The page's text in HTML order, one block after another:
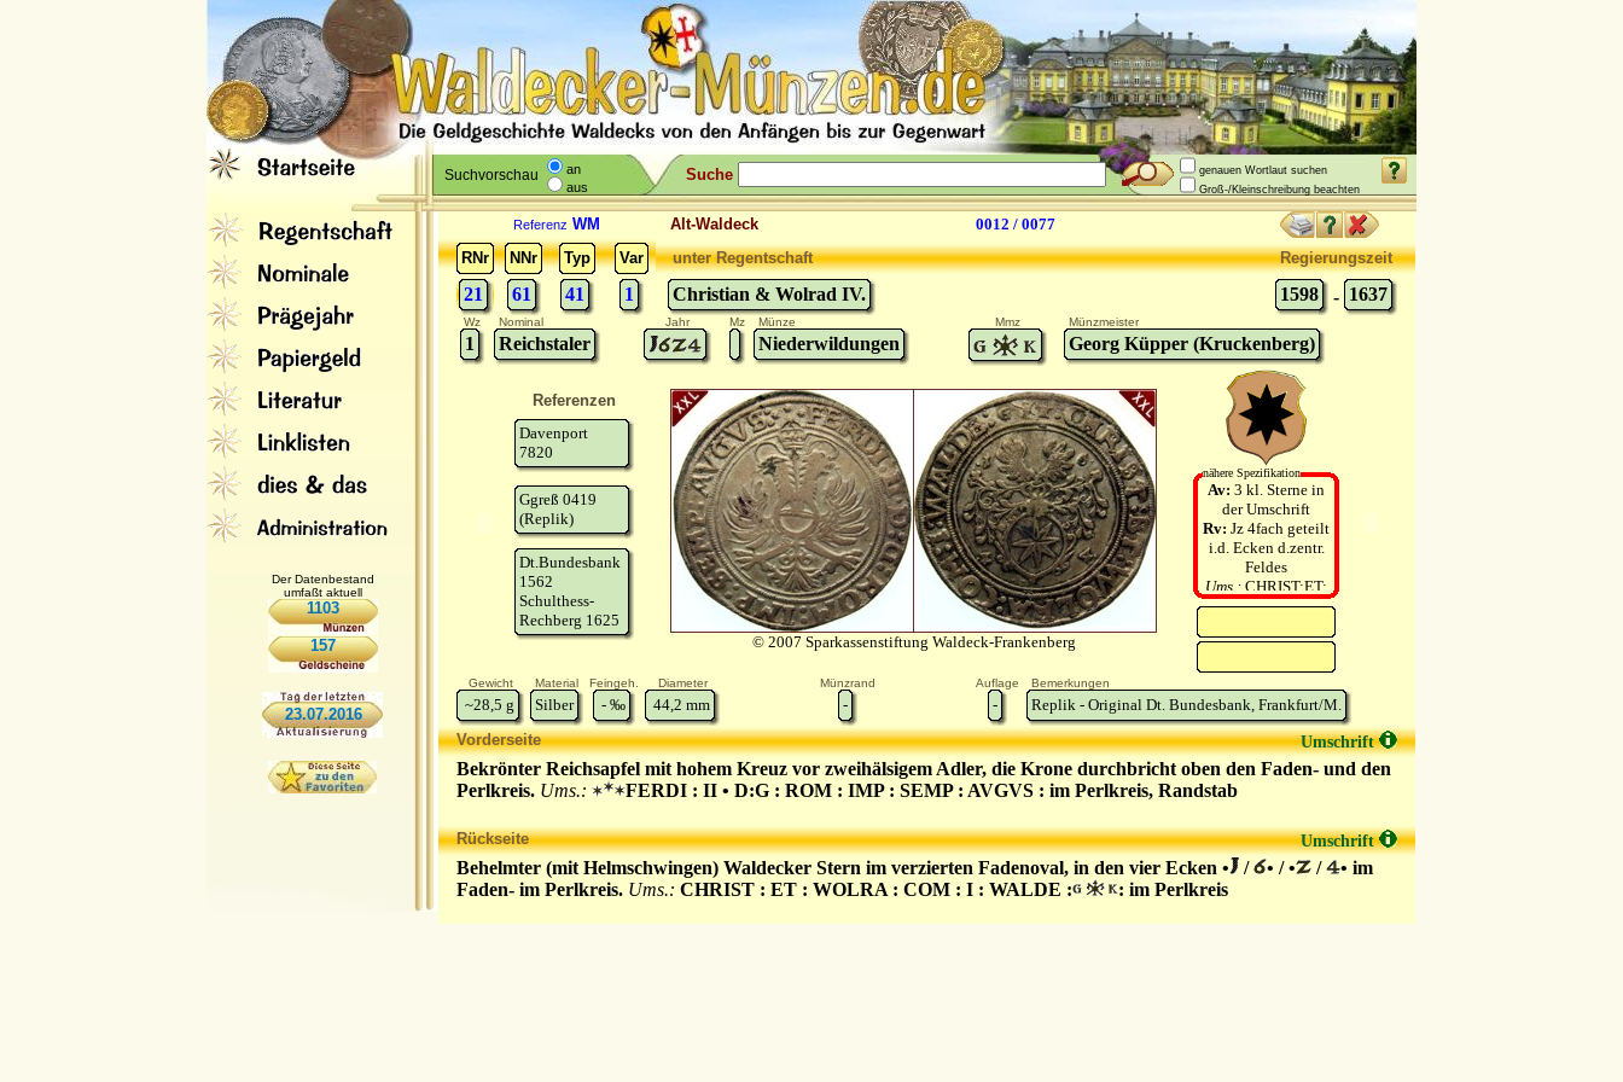
Suchvorschau
an
aus
Suche
genauen Wortlaut suchen
Groß-/Kleinschreibung beachten
Der Datenbestand
umfaßt aktuell
1103
157
23.07.2016
Referenz WM Alt-Waldeck
0012 / 0077
RNr
NNr Typ Var
21 61 41 1
unter Regentschaft Regierungszeit
Christian & Wolrad IV. 1598 - 1637
Wz Nominal Jahr Mz Münze Mmz Münzmeister
1 Reichstaler Niederwildungen Georg Küpper (Kruckenberg)
Referenzen
Davenport
7820
Ggreß 0419
(Replik)
Dt.Bundesbank
1562
Schulthess-
Rechberg 1625
© 2007 Sparkassenstiftung Waldeck-Frankenberg
nähere Spezifikation
Av: 3 kl. Sterne in
der Umschrift
Rv: Jz 4fach geteilt
i.d. Ecken d.zentr.
Feldes
Ums.: CHRIST:ET:
WOLRA:…
Gewicht Material Feingeh. Diameter Münzrand Auflage Bemerkungen
~28,5 g Silber - ‰ 44,2 mm - - Replik - Original Dt. Bundesbank, Frankfurt/M.
Umschrift
Vorderseite
Bekrönter Reichsapfel mit hohem Kreuz vor zweihälsigem Adler, die Krone durchbricht oben den Faden- und den
Perlkreis. Ums.: FERDI : II • D:G : ROM : IMP : SEMP : AVGVS : im Perlkreis, Randstab
Umschrift
Rückseite
Behelmter (mit Helmschwingen) Waldecker Stern im verzierten Fadenoval, in den vier Ecken • / • / • /
• im
Faden- im Perlkreis. Ums.: CHRIST : ET : WOLRA : COM : I : WALDE : : im Perlkreis